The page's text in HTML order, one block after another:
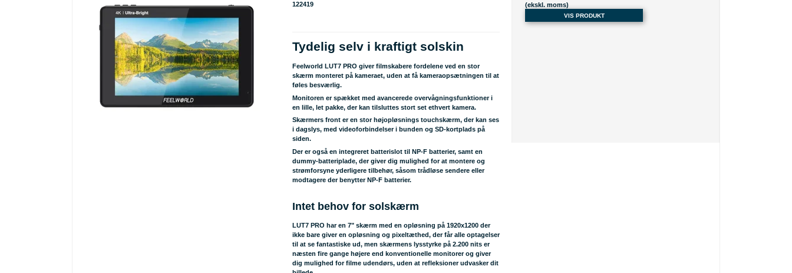
122419
Tydelig selv i kraftigt solskin
Feelworld LUT7 PRO giver filmskabere fordelene ved en stor
skærm monteret på kameraet, uden at få kameraopsætningen til at
føles besværlig.
Monitoren er spækket med avancerede overvågningsfunktioner i
en lille, let pakke, der kan tilsluttes stort set ethvert kamera.
Skærmers front er en stor højopløsnings touchskærm, der kan ses
i dagslys, med videoforbindelser i bunden og SD-kortplads på
siden.
Der er også en integreret batterislot til NP-F batterier, samt en
dummy-batteriplade, der giver dig mulighed for at montere og
strømforsyne yderligere tilbehør, såsom trådløse sendere eller
modtagere der benytter NP-F batterier.
Intet behov for solskærm
LUT7 PRO har en 7" skærm med en opløsning på 1920x1200 der
ikke bare giver en opløsning og pixeltæthed, der får alle optagelser
til at se fantastiske ud, men skærmens lysstyrke på 2.200 nits er
næsten fire gange højere end konventionelle monitorer og giver
dig mulighed for filme udendørs, uden at refleksioner udvasker dit
(ekskl. moms)
VIS PRODUKT